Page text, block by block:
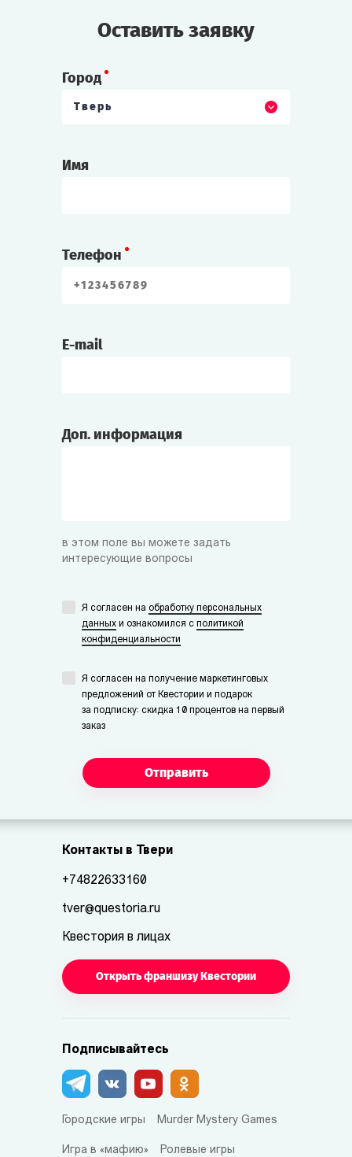
Cыграть Смотреть сценарий
Оставить заявку
Город
Тверь
Имя
Телефон
E-mail
Доп. информация
в этом поле вы можете задать
интересующие вопросы
Я согласен на обработку персональных
данных и ознакомился с политикой
конфиденциальности
Я согласен на получение маркетинговых
предложений от Квестории и подарок
за подписку: скидка 10 процентов на первый
заказ
Отправить
Контакты в Твери
+74822633160
tver@questoria.ru
Квестория в лицах
Открыть франшизу Квестории
Подписывайтесь
Городские игры Murder Mystery Games
Игра в «мафию» Ролевые игры